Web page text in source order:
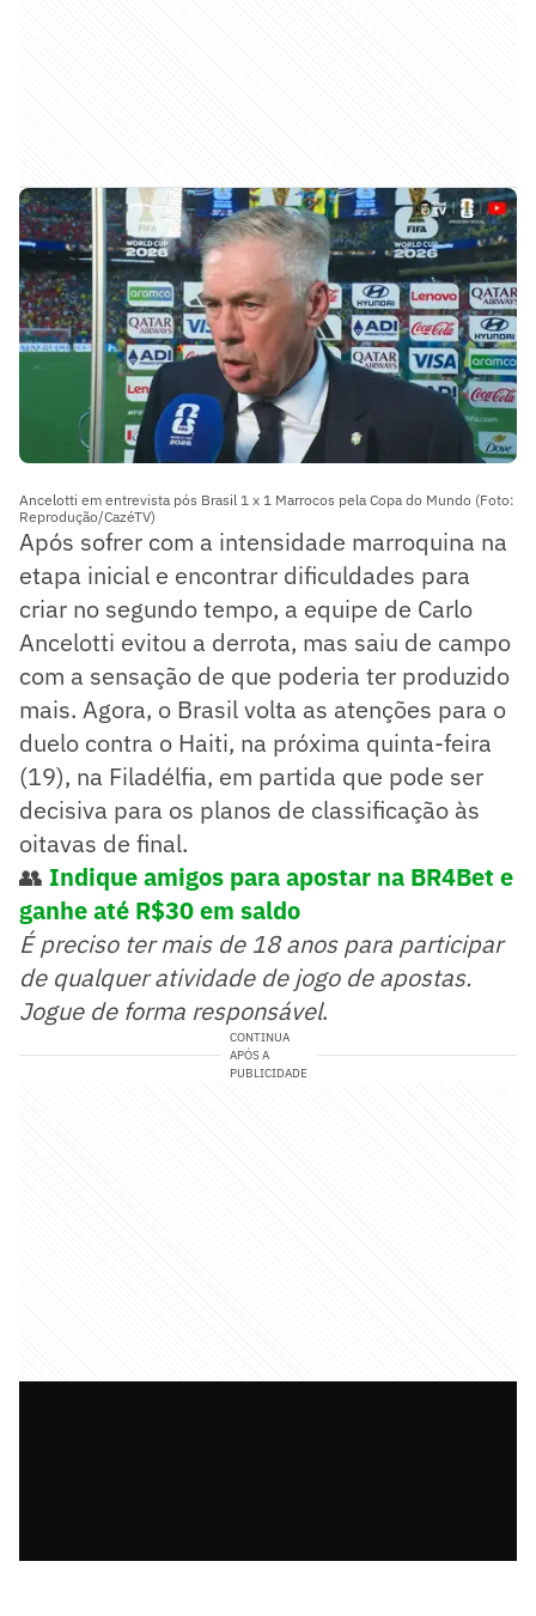
Ancelotti em entrevista pós Brasil 1 x 1 Marrocos pela Copa do Mundo (Foto:
Reprodução/CazéTV)
Após sofrer com a intensidade marroquina na
etapa inicial e encontrar dificuldades para
criar no segundo tempo, a equipe de Carlo
Ancelotti evitou a derrota, mas saiu de campo
com a sensação de que poderia ter produzido
mais. Agora, o Brasil volta as atenções para o
duelo contra o Haiti, na próxima quinta-feira
(19), na Filadélfia, em partida que pode ser
decisiva para os planos de classificação às
oitavas de final.
👥 Indique amigos para apostar na BR4Bet e
ganhe até R$30 em saldo
É preciso ter mais de 18 anos para participar
de qualquer atividade de jogo de apostas.
Jogue de forma responsável.
CONTINUA
APÓS A
PUBLICIDADE